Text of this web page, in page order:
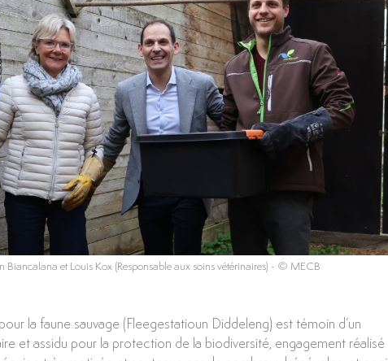
Biancalana et Louis Kox (Responsable aux soins vétérinaires) - © MECB
la faune sauvage (Fleegestatioun Diddeleng) est témoin d’un
et assidu pour la protection de la biodiversité, engagement réalisé